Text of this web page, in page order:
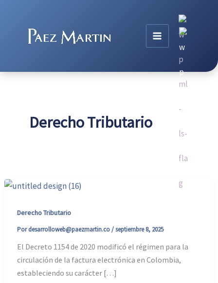
contenido
Derecho Tributario
Derecho Tributario
Pordesarrolloweb@paezmartin.co/septiembre 8, 2025
El Decreto 1154 de 2020 modificó el régimen para la
circulación de la factura electrónica en Colombia,
estableciendo su carácter […]